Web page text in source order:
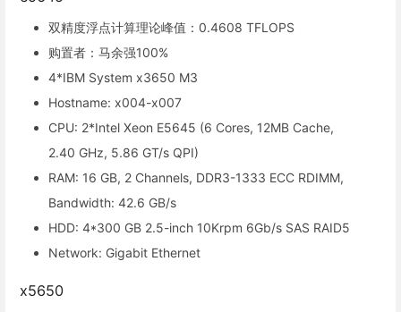
双精度浮点计算理论峰值：0.4608 TFLOPS
购置者：马余强100%
4*IBM System x3650 M3
Hostname: x004-x007
CPU: 2*Intel Xeon E5645 (6 Cores, 12MB Cache,
2.40 GHz, 5.86 GT/s QPI)
RAM: 16 GB, 2 Channels, DDR3-1333 ECC RDIMM,
Bandwidth: 42.6 GB/s
HDD: 4*300 GB 2.5-inch 10Krpm 6Gb/s SAS RAID5
Network: Gigabit Ethernet
x5650